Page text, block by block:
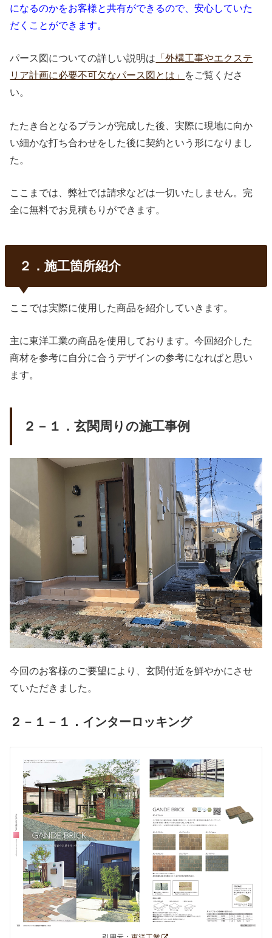
になるのかをお客様と共有ができるので、安心していた
だくことができます。
パース図についての詳しい説明は 「外構工事やエクステ
リア計画に必要不可欠なパース図とは」 をご覧くださ
い。
たたき台となるプランが完成した後、実際に現地に向か
い細かな打ち合わせをした後に契約という形になりまし
た。
ここまでは、弊社では請求などは一切いたしません。完
全に無料でお見積もりができます。
２．施工箇所紹介
ここでは実際に使用した商品を紹介していきます。
主に東洋工業の商品を使用しております。今回紹介した
商材を参考に自分に合うデザインの参考になればと思い
ます。
２－１．玄関周りの施工事例
今回のお客様のご要望により、玄関付近を鮮やかにさせ
ていただきました。
２－１－１．インターロッキング